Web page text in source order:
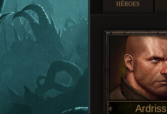
HÉROES
Ardriss